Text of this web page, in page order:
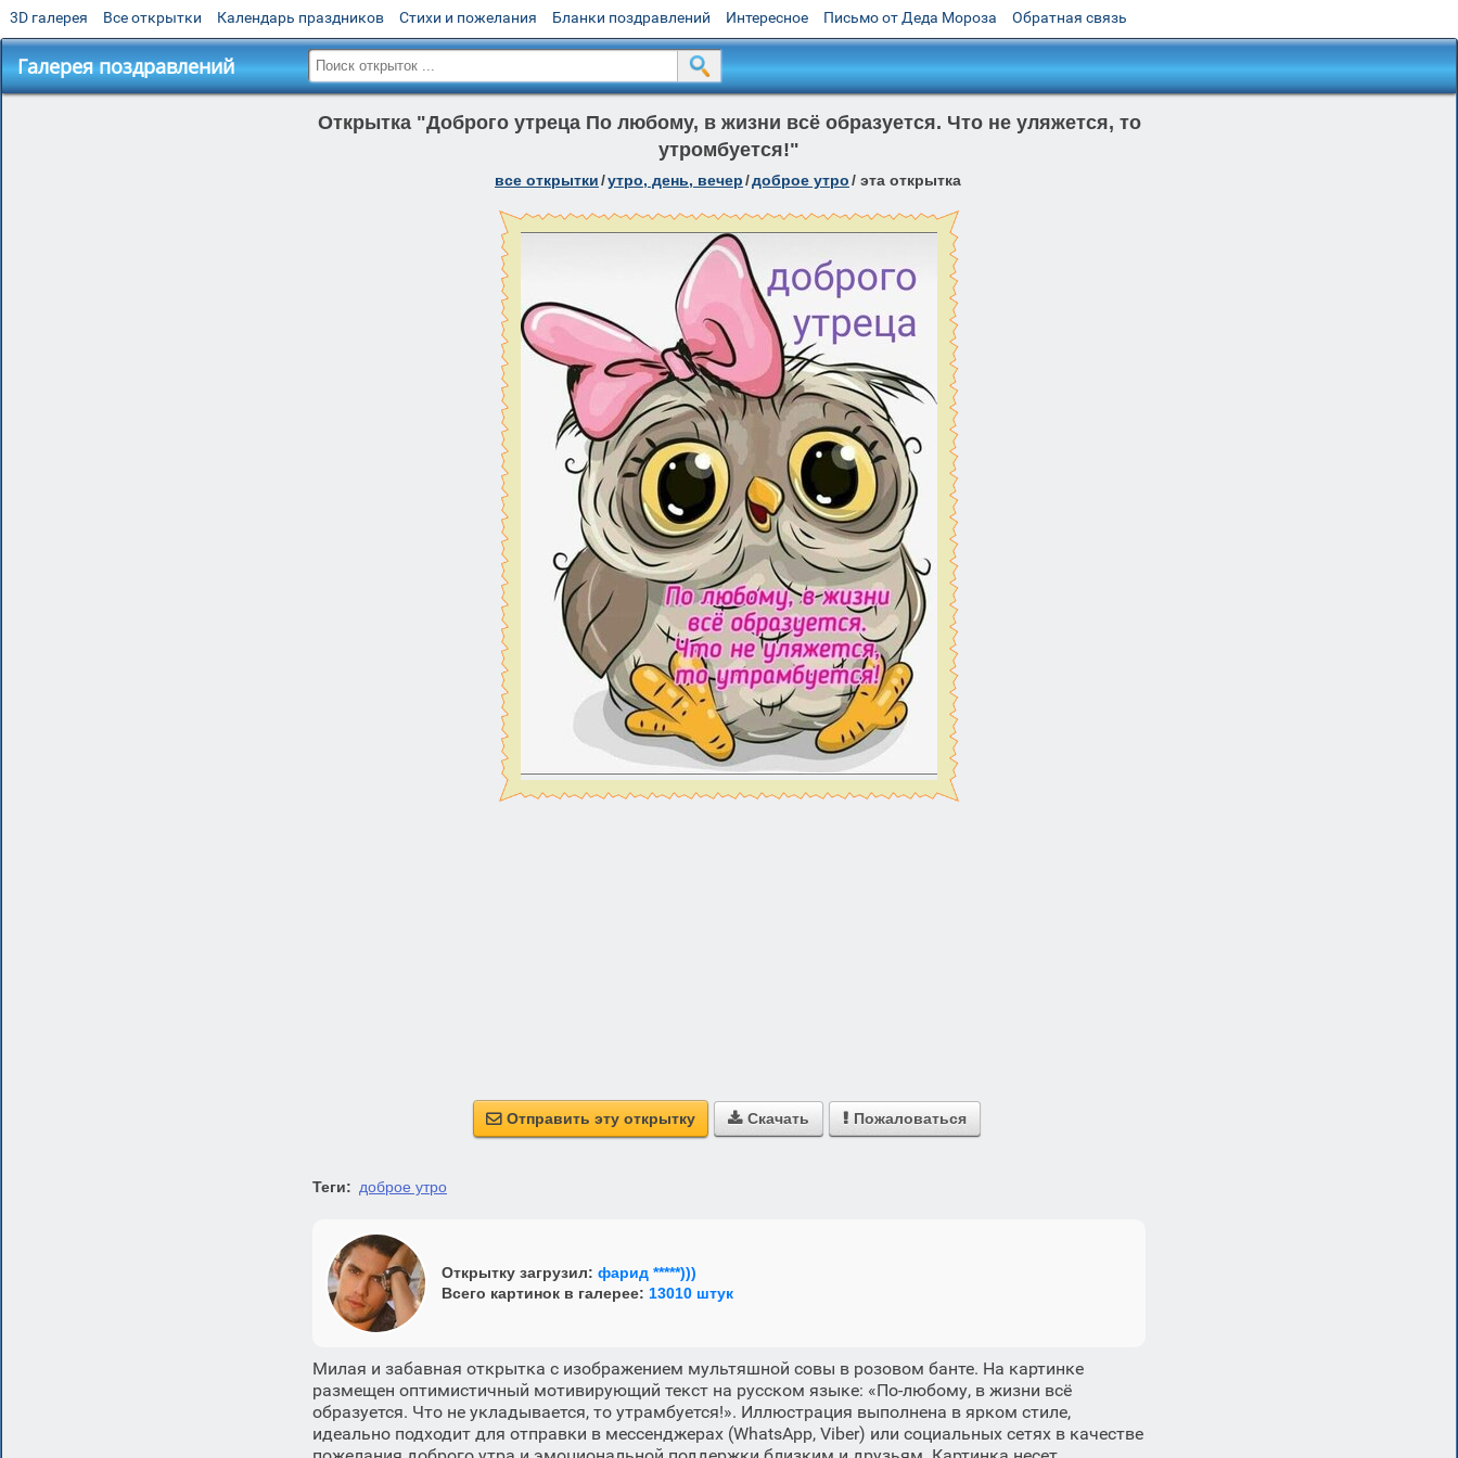
3D галерея Все открытки Календарь праздников Стихи и пожелания Бланки поздравлений Интересное Письмо от Деда Мороза Обратная связь
Галерея поздравлений
Открытка "Доброго утреца По любому, в жизни всё образуется. Что не уляжется, то
утромбуется!"
все открытки/утро, день, вечер/доброе утро/ эта открытка
 Отправить эту открытку  Скачать  Пожаловаться
Теги: доброе утро
Открытку загрузил: фарид *****)))
Всего картинок в галерее: 13010 штук
Милая и забавная открытка с изображением мультяшной совы в розовом банте. На картинке
размещен оптимистичный мотивирующий текст на русском языке: «По-любому, в жизни всё
образуется. Что не укладывается, то утрамбуется!». Иллюстрация выполнена в ярком стиле,
идеально подходит для отправки в мессенджерах (WhatsApp, Viber) или социальных сетях в качестве